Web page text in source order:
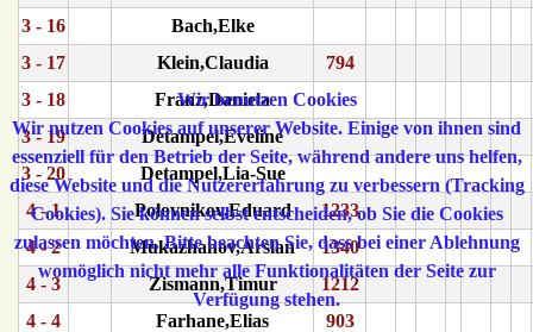
3 - 16
Bach,Elke
3 - 17
Klein,Claudia
794
3 - 18
Franz,Daniela
3 - 19
Detampel,Eveline
3 - 20
Detampel,Lia-Sue
4 - 1
Polovnikov,Eduard
1233
4 - 2
Mukazhanov,Arslan
1340
4 - 3
Zismann,Timur
1212
4 - 4
Farhane,Elias
903
Wir benutzen Cookies
Wir nutzen Cookies auf unserer Website. Einige von ihnen sind
essenziell für den Betrieb der Seite, während andere uns helfen,
diese Website und die Nutzererfahrung zu verbessern (Tracking
Cookies). Sie können selbst entscheiden, ob Sie die Cookies
zulassen möchten. Bitte beachten Sie, dass bei einer Ablehnung
womöglich nicht mehr alle Funktionalitäten der Seite zur
Verfügung stehen.